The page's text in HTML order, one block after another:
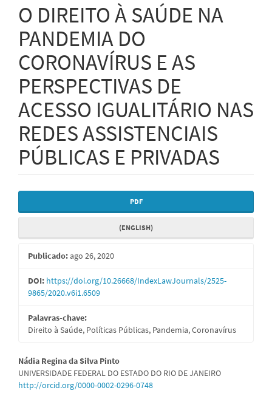
O DIREITO À SAÚDE NA
PANDEMIA DO
CORONAVÍRUS E AS
PERSPECTIVAS DE
ACESSO IGUALITÁRIO NAS
REDES ASSISTENCIAIS
PÚBLICAS E PRIVADAS
Barra
lateral
de
artigos
PDF
(ENGLISH)
Publicado:ago 26, 2020
DOI: https://doi.org/10.26668/IndexLawJournals/2525-
9865/2020.v6i1.6509
Palavras-chave:
Direito à Saúde, Políticas Públicas, Pandemia, Coronavírus
Conteúdo
do
Nádia Regina da Silva Pinto
UNIVERSIDADE FEDERAL DO ESTADO DO RIO DE JANEIRO
http://orcid.org/0000-0002-0296-0748